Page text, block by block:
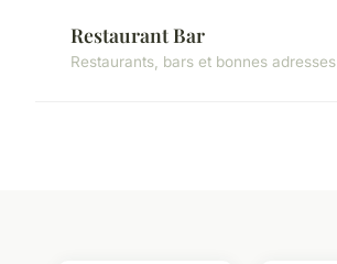
Restaurant Bar
Restaurants, bars et bonnes adresses